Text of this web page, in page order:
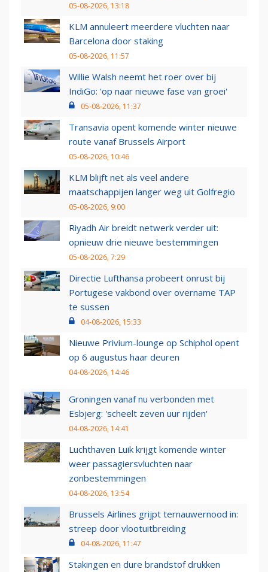
05-08-2026, 13:18
KLM annuleert meerdere vluchten naar
Barcelona door staking
05-08-2026, 11:57
Willie Walsh neemt het roer over bij
IndiGo: 'op naar nieuwe fase van groei'
05-08-2026, 11:37
Transavia opent komende winter nieuwe
route vanaf Brussels Airport
05-08-2026, 10:46
KLM blijft net als veel andere
maatschappijen langer weg uit Golfregio
05-08-2026, 9:00
Riyadh Air breidt netwerk verder uit:
opnieuw drie nieuwe bestemmingen
05-08-2026, 7:29
Directie Lufthansa probeert onrust bij
Portugese vakbond over overname TAP
te sussen
04-08-2026, 15:33
Nieuwe Privium-lounge op Schiphol opent
op 6 augustus haar deuren
04-08-2026, 14:46
Groningen vanaf nu verbonden met
Esbjerg: 'scheelt zeven uur rijden'
04-08-2026, 14:41
Luchthaven Luik krijgt komende winter
weer passagiersvluchten naar
zonbestemmingen
04-08-2026, 13:54
Brussels Airlines grijpt ternauwernood in:
streep door vlootuitbreiding
04-08-2026, 11:47
Stakingen en dure brandstof drukken